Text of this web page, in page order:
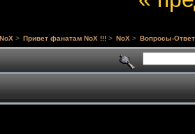
> Привет фанатам NoX !!! > NoX > Вопросы-